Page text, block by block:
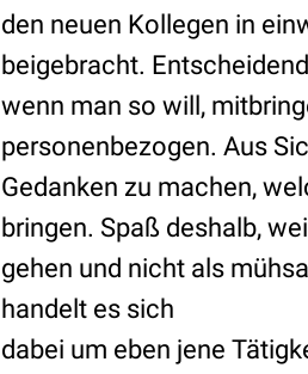
den neuen Kollegen in
beigebracht.
wenn man so will,
personenbezogen. Aus
Gedanken zu machen,
bringen. Spaß deshalb,
gehen und nicht als
handelt es sich
dabei um eben jene